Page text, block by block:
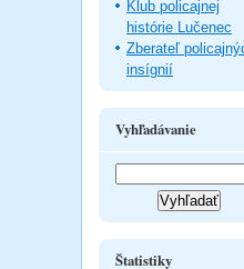
Klub policajnej
histórie Lučenec
Zberateľ
insígnií
Vyhľadávanie
Štatistiky